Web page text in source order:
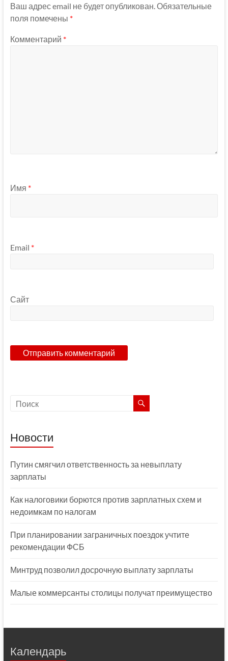
Ваш адрес email не будет опубликован. Обязательные
поля помечены *
Комментарий *
Имя *
Email *
Сайт
Новости
Путин смягчил ответственность за невыплату
зарплаты
Как налоговики борются против зарплатных схем и
недоимкам по налогам
При планировании заграничных поездок учтите
рекомендации ФСБ
Минтруд позволил досрочную выплату зарплаты
Малые коммерсанты столицы получат преимущество
Календарь